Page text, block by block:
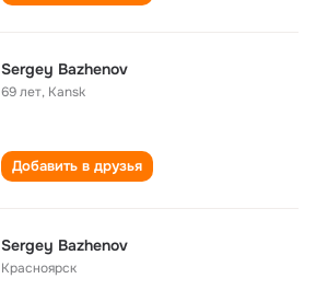
Sergey Bazhenov
69 лет, Kansk
Добавить в друзья
Sergey Bazhenov
Красноярск